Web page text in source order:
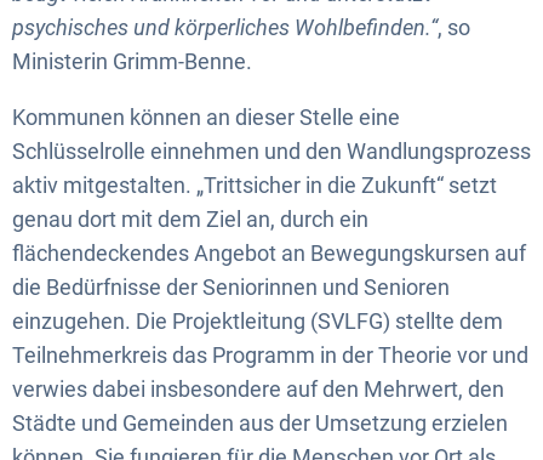
psychisches und körperliches Wohlbefinden.“, so
Ministerin Grimm-Benne.
Kommunen können an dieser Stelle eine
Schlüsselrolle einnehmen und den Wandlungsprozess
aktiv mitgestalten. „Trittsicher in die Zukunft“ setzt
genau dort mit dem Ziel an, durch ein
flächendeckendes Angebot an Bewegungskursen auf
die Bedürfnisse der Seniorinnen und Senioren
einzugehen. Die Projektleitung (SVLFG) stellte dem
Teilnehmerkreis das Programm in der Theorie vor und
verwies dabei insbesondere auf den Mehrwert, den
Städte und Gemeinden aus der Umsetzung erzielen